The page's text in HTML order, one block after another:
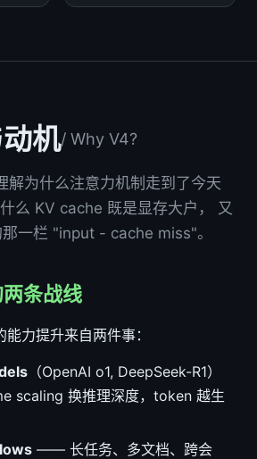
机/ Why V4?
解为什么注意力机制走到了今天
么 KV cache 既是显存大户， 又
一栏 "input - cache miss"。
两条战线
力提升来自两件事：
（OpenAI o1, DeepSeek-R1）
换推理深度，token 越生
—— 长任务、多文档、跨会